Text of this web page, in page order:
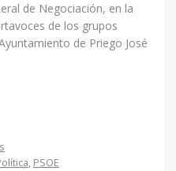
de Negociación, en la
de los grupos
de Priego José
, PSOE